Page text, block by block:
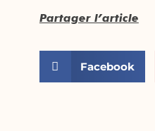
Partager l’article
Facebook